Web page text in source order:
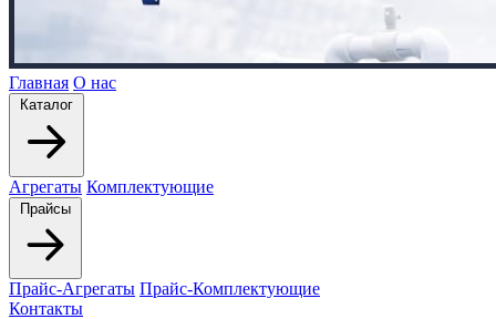
Главная О нас
Каталог
Агрегаты Комплектующие
Прайсы
Прайс-Агрегаты Прайс-Комплектующие
Контакты